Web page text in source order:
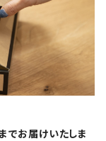
でお届けいたしま